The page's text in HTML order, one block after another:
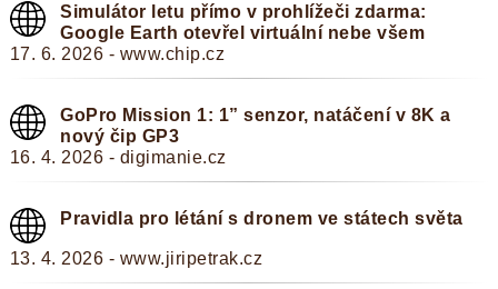
Simulátor letu přímo v prohlížeči zdarma:
Google Earth otevřel virtuální nebe všem
17. 6. 2026 - www.chip.cz
GoPro Mission 1: 1” senzor, natáčení v 8K a
nový čip GP3
16. 4. 2026 - digimanie.cz
Pravidla pro létání s dronem ve státech světa
13. 4. 2026 - www.jiripetrak.cz